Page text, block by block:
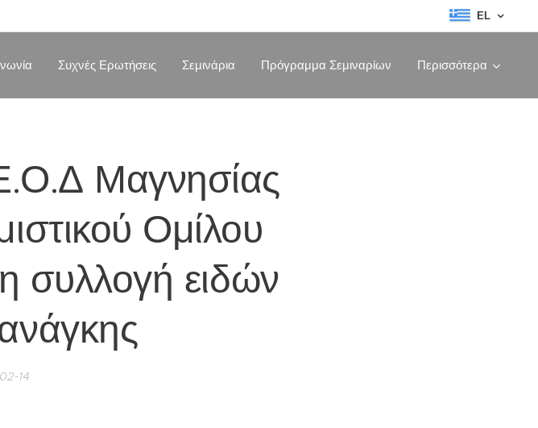
EL
Συχνές Ερωτήσεις Σεμινάρια Πρόγραμμα Σεμιναρίων Περισσότερα
Μαγνησίας
Ομίλου
συλλογή ειδών
14